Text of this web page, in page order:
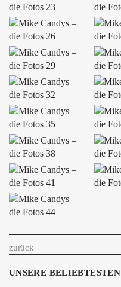
zurück
UNSERE BELIEBTESTEN